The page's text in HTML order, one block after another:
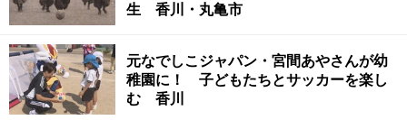
生 香川・丸亀市
元なでしこジャパン・宮間あやさんが幼
稚園に！ 子どもたちとサッカーを楽し
む 香川